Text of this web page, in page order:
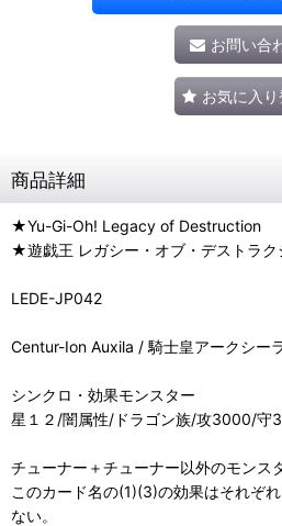
お問い合
お気に入
商品詳細
★Yu-Gi-Oh! Legacy of Destruction
★遊戯王 レガシー・オブ・デストラク
LEDE-JP042
Centur-Ion Auxila / 騎士皇アークシー
シンクロ・効果モンスター
星１２/闇属性/ドラゴン族/攻3000/守
チューナー＋チューナー以外のモンス
このカード名の(1)(3)の効果はそれぞ
ない。